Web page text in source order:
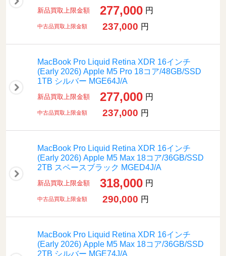
新品買取上限金額 277,000 円
中古品買取上限金額 237,000 円
MacBook Pro Liquid Retina XDR 16インチ
(Early 2026) Apple M5 Pro 18コア/48GB/SSD
1TB シルバー MGE64J/A
新品買取上限金額 277,000 円
中古品買取上限金額 237,000 円
MacBook Pro Liquid Retina XDR 16インチ
(Early 2026) Apple M5 Max 18コア/36GB/SSD
2TB スペースブラック MGED4J/A
新品買取上限金額 318,000 円
中古品買取上限金額 290,000 円
MacBook Pro Liquid Retina XDR 16インチ
(Early 2026) Apple M5 Max 18コア/36GB/SSD
2TB シルバー MGE74J/A